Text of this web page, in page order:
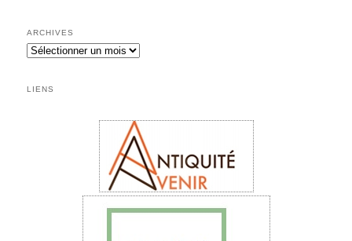
ARCHIVES
Archives
LIENS